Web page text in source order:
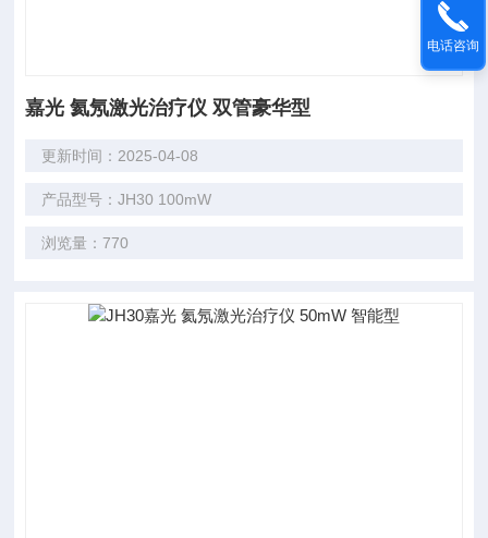
嘉光 氦氖激光治疗仪 双管豪华型
更新时间：2025-04-08
产品型号：JH30 100mW
浏览量：770
电话咨询